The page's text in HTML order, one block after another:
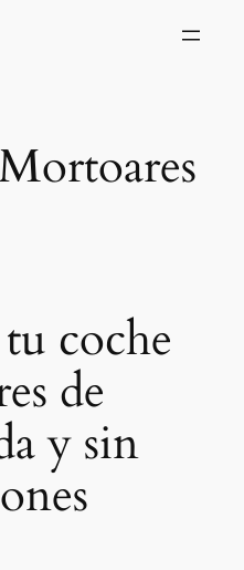
coche
de
y sin